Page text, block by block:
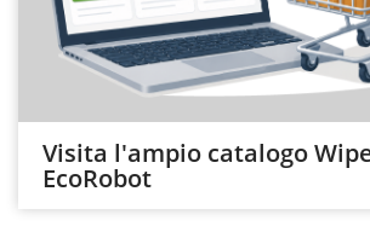
Visita l'ampio catalogo
EcoRobot